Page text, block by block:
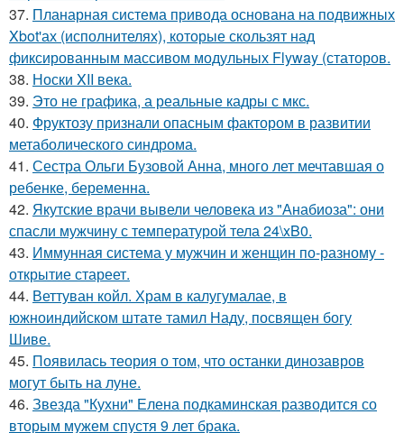
37. Планарная система привода основана на подвижных
Xbot'ах (исполнителях), которые скользят над
фиксированным массивом модульных Flyway (статоров.
38. Носки XII века.
39. Это не графика, а реальные кадры с мкс.
40. Фруктозу признали опасным фактором в развитии
метаболического синдрома.
41. Сестра Ольги Бузовой Анна, много лет мечтавшая о
ребенке, беременна.
42. Якутские врачи вывели человека из "Анабиоза": они
спасли мужчину с температурой тела 24\xB0.
43. Иммунная система у мужчин и женщин по-разному -
открытие стареет.
44. Веттуван койл. Храм в калугумалае, в
южноиндийском штате тамил Наду, посвящен богу
Шиве.
45. Появилась теория о том, что останки динозавров
могут быть на луне.
46. Звезда "Кухни" Елена подкаминская разводится со
вторым мужем спустя 9 лет брака.